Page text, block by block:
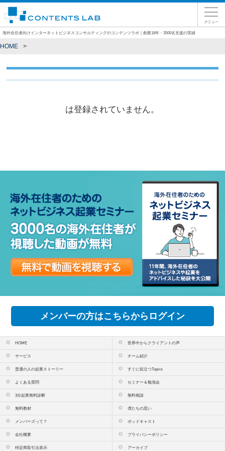
海外在住者向けインターネットビジネスコンサルティングのコンテンツラボ｜創業18年・3500名支援の実績
HOME
は登録されていません。
メンバーの方はこちらからログイン
HOME 世界中からクライアントの声
サービス チーム紹介
普通の人の起業ストーリー すぐに役立つTopics
よくある質問 セミナー＆勉強会
3分起業無料診断 無料相談
無料教材 僕たちの思い
メンバーズって？ ポッドキャスト
会社概要 プライバシーポリシー
特定商取引法表示 アーカイブ